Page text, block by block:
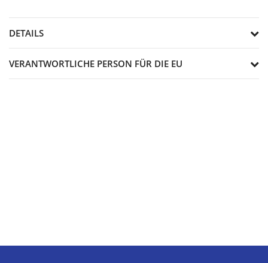
DETAILS
VERANTWORTLICHE PERSON FÜR DIE EU